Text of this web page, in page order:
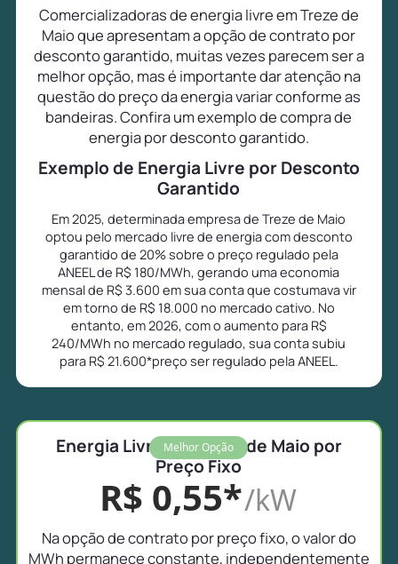
Comercializadoras de energia livre em Treze de
Maio que apresentam a opção de contrato por
desconto garantido, muitas vezes parecem ser a
melhor opção, mas é importante dar atenção na
questão do preço da energia variar conforme as
bandeiras. Confira um exemplo de compra de
energia por desconto garantido.
Exemplo de Energia Livre por Desconto
Garantido
Em 2025, determinada empresa de Treze de Maio
optou pelo mercado livre de energia com desconto
garantido de 20% sobre o preço regulado pela
ANEEL de R$ 180/MWh, gerando uma economia
mensal de R$ 3.600 em sua conta que costumava vir
em torno de R$ 18.000 no mercado cativo. No
entanto, em 2026, com o aumento para R$
240/MWh no mercado regulado, sua conta subiu
para R$ 21.600*preço ser regulado pela ANEEL.
Melhor Opção
Energia Livre em Treze de Maio por
Preço Fixo
R$ 0,55*/kW
Na opção de contrato por preço fixo, o valor do
MWh permanece constante, independentemente